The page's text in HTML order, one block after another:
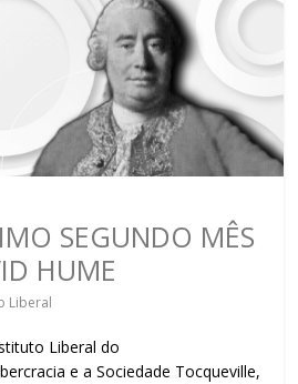
SEGUNDO MÊS
HUME
Liberal
Liberal do
e a Sociedade Tocqueville,